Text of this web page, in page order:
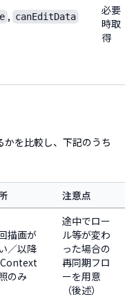
, canEditData
必要
時取
得
を比較し、下記のうち
注意点
描画が
／以降
Context
のみ
途中でロー
ル等が変わ
った場合の
再同期フロ
ーを用意
（後述）